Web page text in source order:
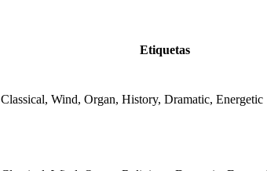
Etiquetas
Classical, Wind, Organ, History, Dramatic, Energetic